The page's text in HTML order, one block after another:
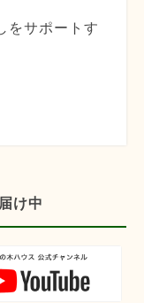
をサポートす
け中